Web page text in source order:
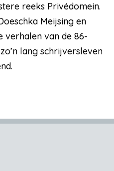
reeks Privédomein.
Meijsing en
verhalen van de 86-
lang schrijversleven